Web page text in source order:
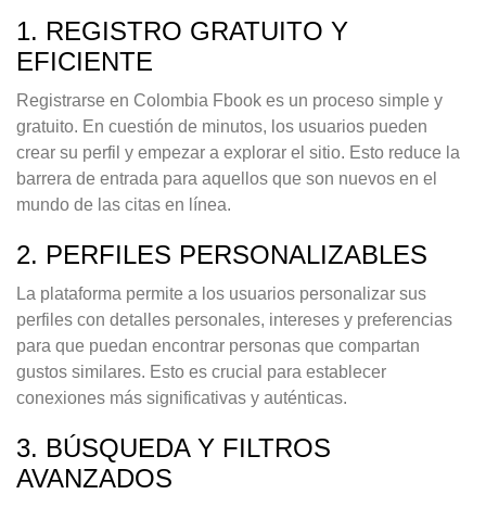
1. REGISTRO GRATUITO Y
EFICIENTE
Registrarse en Colombia Fbook es un proceso simple y
gratuito. En cuestión de minutos, los usuarios pueden
crear su perfil y empezar a explorar el sitio. Esto reduce la
barrera de entrada para aquellos que son nuevos en el
mundo de las citas en línea.
2. PERFILES PERSONALIZABLES
La plataforma permite a los usuarios personalizar sus
perfiles con detalles personales, intereses y preferencias
para que puedan encontrar personas que compartan
gustos similares. Esto es crucial para establecer
conexiones más significativas y auténticas.
3. BÚSQUEDA Y FILTROS
AVANZADOS